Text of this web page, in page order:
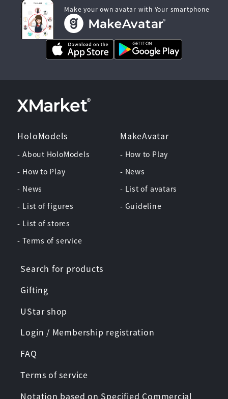
Make your own avatar with Your smartphone
HoloModels
- About HoloModels
- How to Play
- News
- List of figures
- List of stores
- Terms of service
MakeAvatar
- How to Play
- News
- List of avatars
- Guideline
Search for products
Gifting
UStar shop
Login / Membership registration
FAQ
Terms of service
Notation based on Specified Commercial